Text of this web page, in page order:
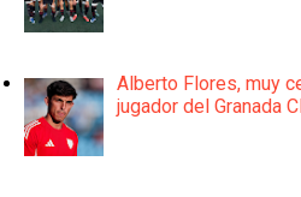
Alberto Flores, muy
jugador del Granada